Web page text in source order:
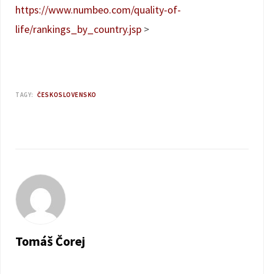
https://www.numbeo.com/quality-of-
life/rankings_by_country.jsp >
TAGY: ČESKOSLOVENSKO
Tomáš Čorej